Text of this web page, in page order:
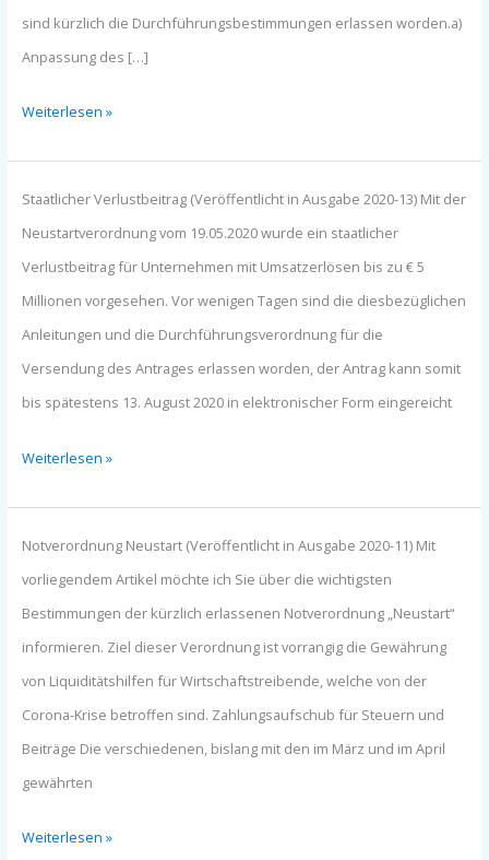
sind kürzlich die Durchführungsbestimmungen erlassen worden.a)
Anpassung des […]
2020-
15)
Weiterlesen »
Staatlicher Verlustbeitrag (Veröffentlicht in Ausgabe 2020-13) Mit der
Neustartverordnung vom 19.05.2020 wurde ein staatlicher
Verlustbeitrag für Unternehmen mit Umsatzerlösen bis zu € 5
Millionen vorgesehen. Vor wenigen Tagen sind die diesbezüglichen
Anleitungen und die Durchführungsverordnung für die
Versendung des Antrages erlassen worden, der Antrag kann somit
bis spätestens 13. August 2020 in elektronischer Form eingereicht
Staatlicher
Verlustbeitrag
(Ausgabe
2020-
13)
Weiterlesen »
Notverordnung Neustart (Veröffentlicht in Ausgabe 2020-11) Mit
vorliegendem Artikel möchte ich Sie über die wichtigsten
Bestimmungen der kürzlich erlassenen Notverordnung „Neustart“
informieren. Ziel dieser Verordnung ist vorrangig die Gewährung
von Liquiditätshilfen für Wirtschaftstreibende, welche von der
Corona-Krise betroffen sind. Zahlungsaufschub für Steuern und
Beiträge Die verschiedenen, bislang mit den im März und im April
gewährten
Notverordnung
Neustart
(Ausgabe
2020-
11)
Weiterlesen »